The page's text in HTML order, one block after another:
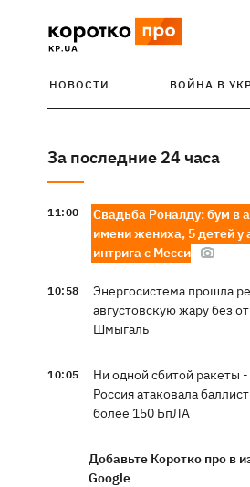
НОВОСТИ ВОЙНА В
За последние 24 часа
11:00
Свадьба Роналду: бум в
имени жениха, 5 детей у
интрига с Месси
10:58
Энергосистема прошла
августовскую жару без
Шмыгаль
10:05
Ни одной сбитой ракеты
Россия атаковала
более 150 БпЛА
Добавьте Коротко про в
Google